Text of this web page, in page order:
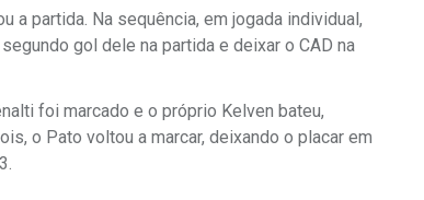
a partida. Na sequência, em jogada individual,
gol dele na partida e deixar o CAD na
foi marcado e o próprio Kelven bateu,
o Pato voltou a marcar, deixando o placar em